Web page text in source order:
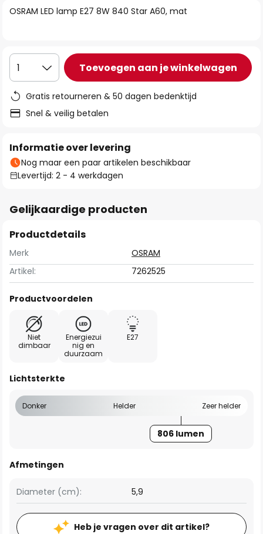
van
gallerij
OSRAM LED lamp E27 8W 840 Star A60, mat
1 Toevoegen aan je winkelwagen
Gratis retourneren & 50 dagen bedenktijd
Snel & veilig betalen
Informatie over levering
Nog maar een paar artikelen beschikbaar
Levertijd: 2 - 4 werkdagen
Gelijkaardige producten
Productdetails
Merk
OSRAM
Artikel:
7262525
Productvoordelen
Niet
dimbaar
Energiezui
nig en
duurzaam
E27
Lichtsterkte
Donker Helder Zeer helder
806 lumen
Afmetingen
Diameter (cm): 5,9
Heb je vragen over dit artikel?